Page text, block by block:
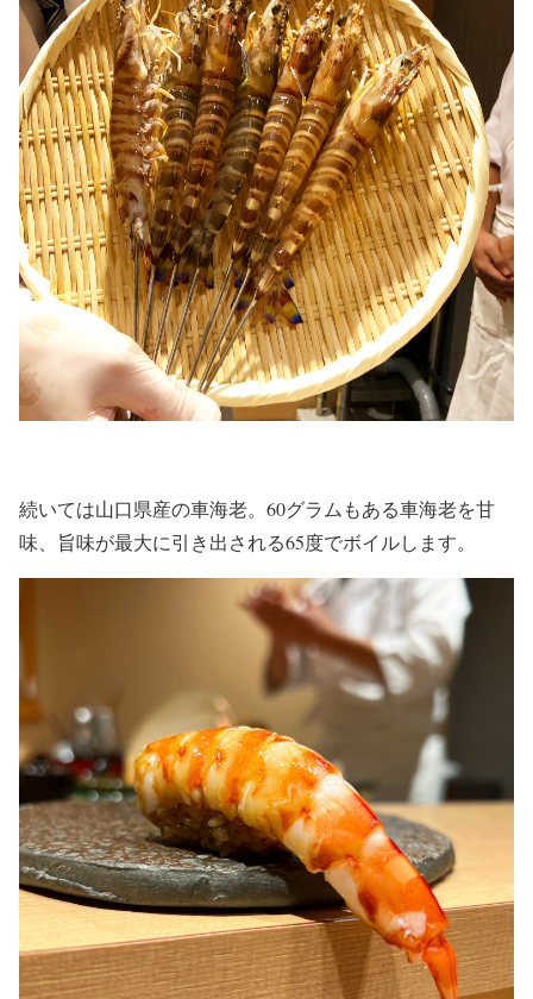
続いては山口県産の車海老。60グラムもある車海老を甘
味、旨味が最大に引き出される65度でボイルします。